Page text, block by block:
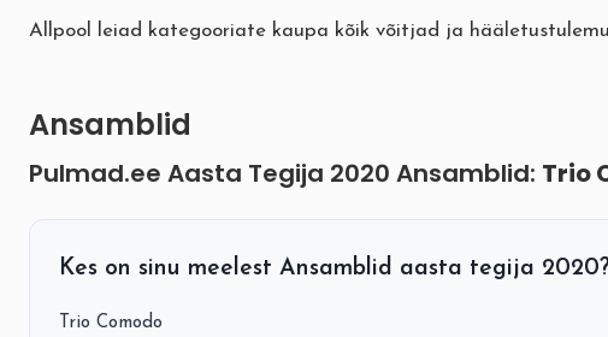
Allpool leiad kategooriate kaupa kõik võitjad ja
Ansamblid
Pulmad.ee Aasta Tegija 2020 Ansamblid: Trio
Kes on sinu meelest Ansamblid aasta tegija
Trio Comodo